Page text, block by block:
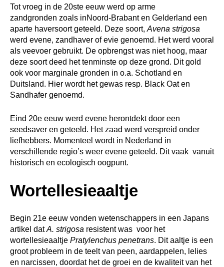
Tot vroeg in de 20ste eeuw werd op arme
zandgronden zoals inNoord-Brabant en Gelderland een
aparte haversoort geteeld. Deze soort, Avena strigosa
werd evene, zandhaver of evie genoemd. Het werd vooral
als veevoer gebruikt. De opbrengst was niet hoog, maar
deze soort deed het tenminste op deze grond. Dit gold
ook voor marginale gronden in o.a. Schotland en
Duitsland. Hier wordt het gewas resp. Black Oat en
Sandhafer genoemd.
Eind 20e eeuw werd evene herontdekt door een
seedsaver en geteeld. Het zaad werd verspreid onder
liefhebbers. Momenteel wordt in Nederland in
verschillende regio’s weer evene geteeld. Dit vaak vanuit
historisch en ecologisch oogpunt.
Wortellesieaaltje
Begin 21e eeuw vonden wetenschappers in een Japans
artikel datA. strigosa resistent was voor het
wortellesieaaltje Pratylenchus penetrans. Dit aaltje is een
groot probleem in de teelt van peen, aardappelen, lelies
en narcissen, doordat het de groei en de kwaliteit van het